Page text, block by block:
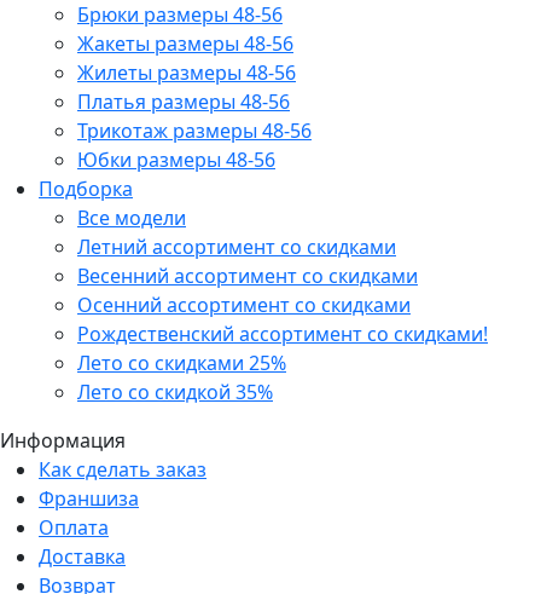
Брюки размеры 48-56
Жакеты размеры 48-56
Жилеты размеры 48-56
Платья размеры 48-56
Трикотаж размеры 48-56
Юбки размеры 48-56
Подборка
Все модели
Летний ассортимент со скидками
Весенний ассортимент со скидками
Осенний ассортимент со скидками
Рождественский ассортимент со скидками!
Лето со скидками 25%
Лето со скидкой 35%
Информация
Как сделать заказ
Франшиза
Оплата
Доставка
Возврат